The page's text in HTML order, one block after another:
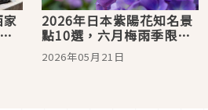
家 2026年日本紫陽花知名景
點10選，六月梅雨季限定
的浪漫花海
2026年05月21日